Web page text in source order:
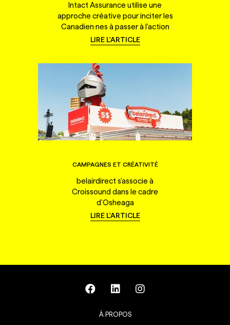
Intact Assurance utilise une
approche créative pour inciter les
Canadien·nes à passer à l'action
LIRE L'ARTICLE
CAMPAGNES ET CRÉATIVITÉ
belairdirect s'associe à
Croissound dans le cadre
d'Osheaga
LIRE L'ARTICLE
À PROPOS